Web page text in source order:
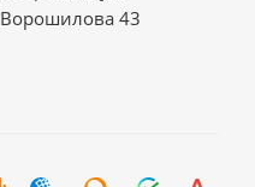
Ворошилова 43